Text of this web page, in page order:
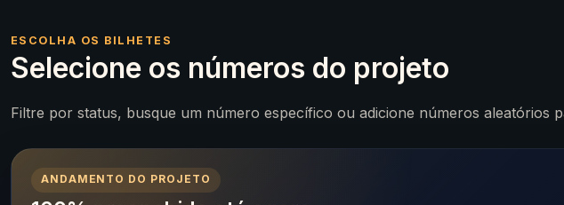
ESCOLHA OS BILHETES
Selecione os números do projeto
Filtre por status, busque um número específico ou adicione números aleatórios
ANDAMENTO DO PROJETO